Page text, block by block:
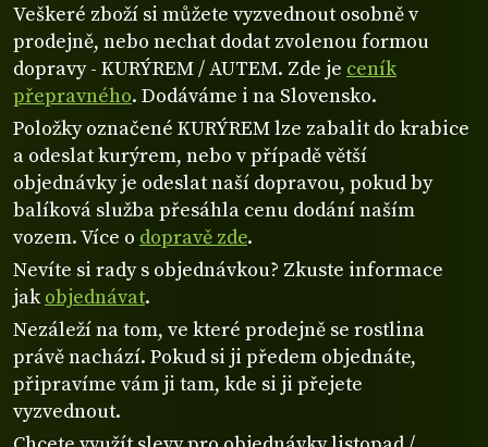
Veškeré zboží si můžete vyzvednout osobně v
prodejně, nebo nechat dodat zvolenou formou
dopravy - KURÝREM / AUTEM. Zde je ceník
přepravného. Dodáváme i na Slovensko.
Položky označené KURÝREM lze zabalit do krabice
a odeslat kurýrem, nebo v případě větší
objednávky je odeslat naší dopravou, pokud by
balíková služba přesáhla cenu dodání naším
vozem. Více o dopravě zde.
Nevíte si rady s objednávkou? Zkuste informace
jakobjednávat.
Nezáleží na tom, ve které prodejně se rostlina
právě nachází. Pokud si ji předem objednáte,
připravíme vám ji tam, kde si ji přejete
vyzvednout.